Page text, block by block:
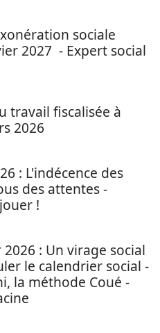
sociale
2027 - Expert social
travail fiscalisée à
2026
: L'indécence des
des attentes -
!
: Un virage social
le calendrier social -
la méthode Coué -